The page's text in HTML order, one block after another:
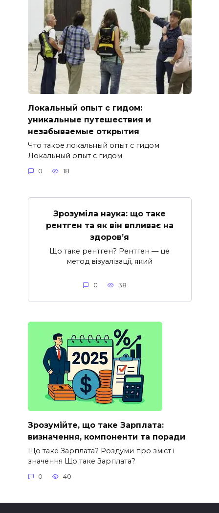
Локальный опыт с гидом:
уникальные путешествия и
незабываемые открытия
Что такое локальный опыт с гидом
Локальный опыт с гидом
0 18
Зрозуміла наука: що таке
рентген та як він впливає на
здоров’я
Що таке рентген? Рентген — це
метод візуалізації, який
0 38
Зрозумійте, що таке Зарплата:
визначення, компоненти та поради
Що таке Зарплата? Роздуми про зміст і
значення Що таке Зарплата?
0 40